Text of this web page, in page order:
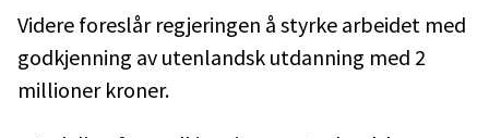
Videre foreslår regjeringen å styrke arbeidet med
godkjenning av utenlandsk utdanning med 2
millioner kroner.